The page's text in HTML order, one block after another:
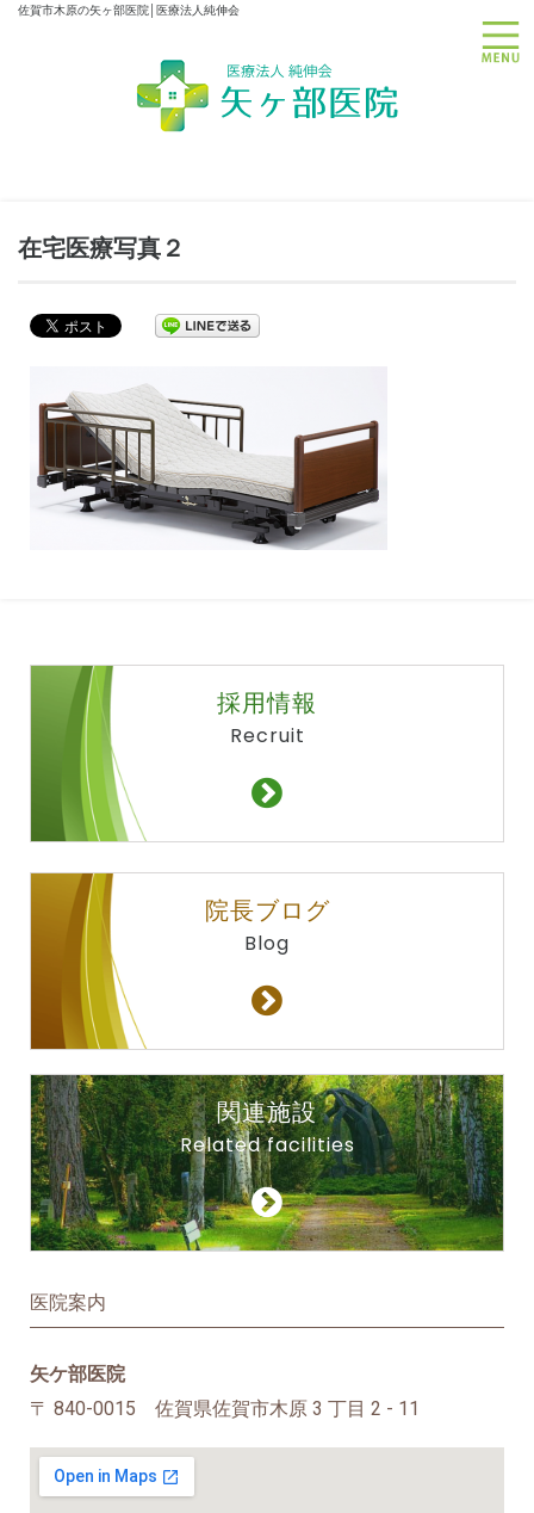
佐賀市木原の矢ヶ部医院│医療法人純伸会
在宅医療写真２
採用情報
Recruit
院長ブログ
Blog
関連施設
Related facilities
医院案内
矢ケ部医院
〒 840-0015 佐賀県佐賀市木原 3 丁目 2 - 11